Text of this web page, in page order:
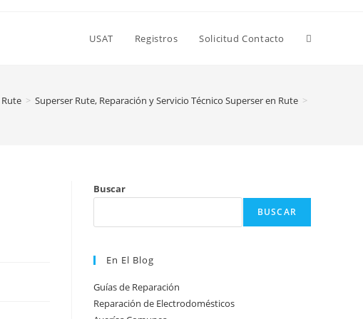
USAT Registros Solicitud Contacto Alternar
la
Rute > Superser Rute, Reparación y Servicio Técnico Superser en Rute >
Buscar
BUSCAR
En El Blog
Guías de Reparación
Reparación de Electrodomésticos